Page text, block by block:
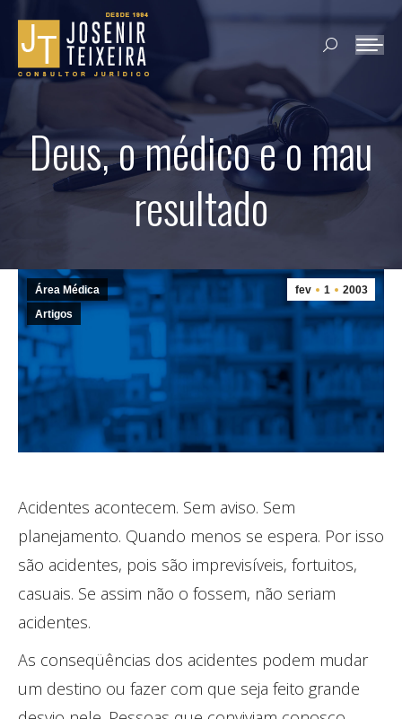
Search:
Deus, o médico e o mau
resultado
fev 1 2003
Área Médica
Artigos
Acidentes acontecem. Sem aviso. Sem
planejamento. Quando menos se espera. Por isso
são acidentes, pois são imprevisíveis, fortuitos,
casuais. Se assim não o fossem, não seriam
acidentes.
As conseqüências dos acidentes podem mudar
um destino ou fazer com que seja feito grande